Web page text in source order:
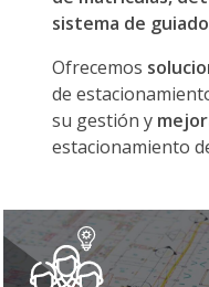
Ofrecemos
de estacionamiento,
su gestión y
estacionamiento